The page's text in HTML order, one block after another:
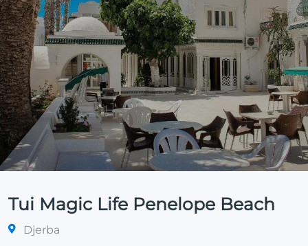
Tui Magic Life Penelope Beach
Djerba